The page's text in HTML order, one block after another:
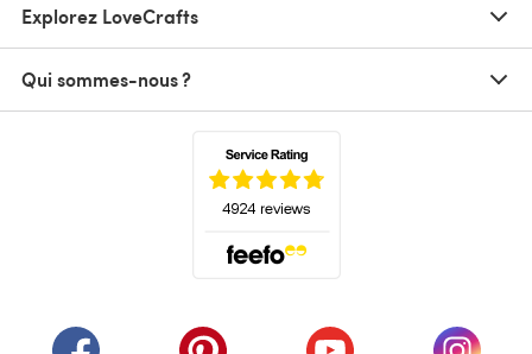
Explorez LoveCrafts
Qui sommes-nous ?
(s'ouvre dans un nouvel onglet)
(s'ouvre dans un nouvel onglet)
(s'ouvre dans un(s'ouvre